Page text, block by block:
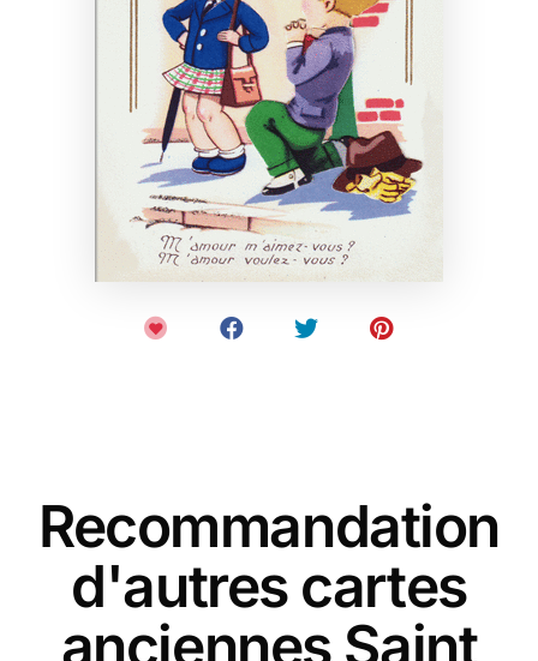
Recommandation
d'autres cartes
anciennes Saint